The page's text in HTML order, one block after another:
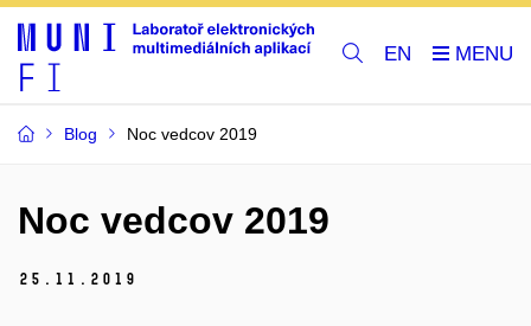
EN
Blog Noc vedcov 2019
Noc vedcov 2019
25. 11. 2019